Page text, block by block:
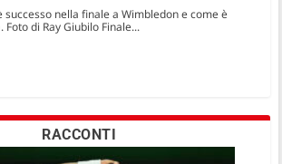
successo nella finale a Wimbledon e come è
di Ray Giubilo Finale...
RACCONTI